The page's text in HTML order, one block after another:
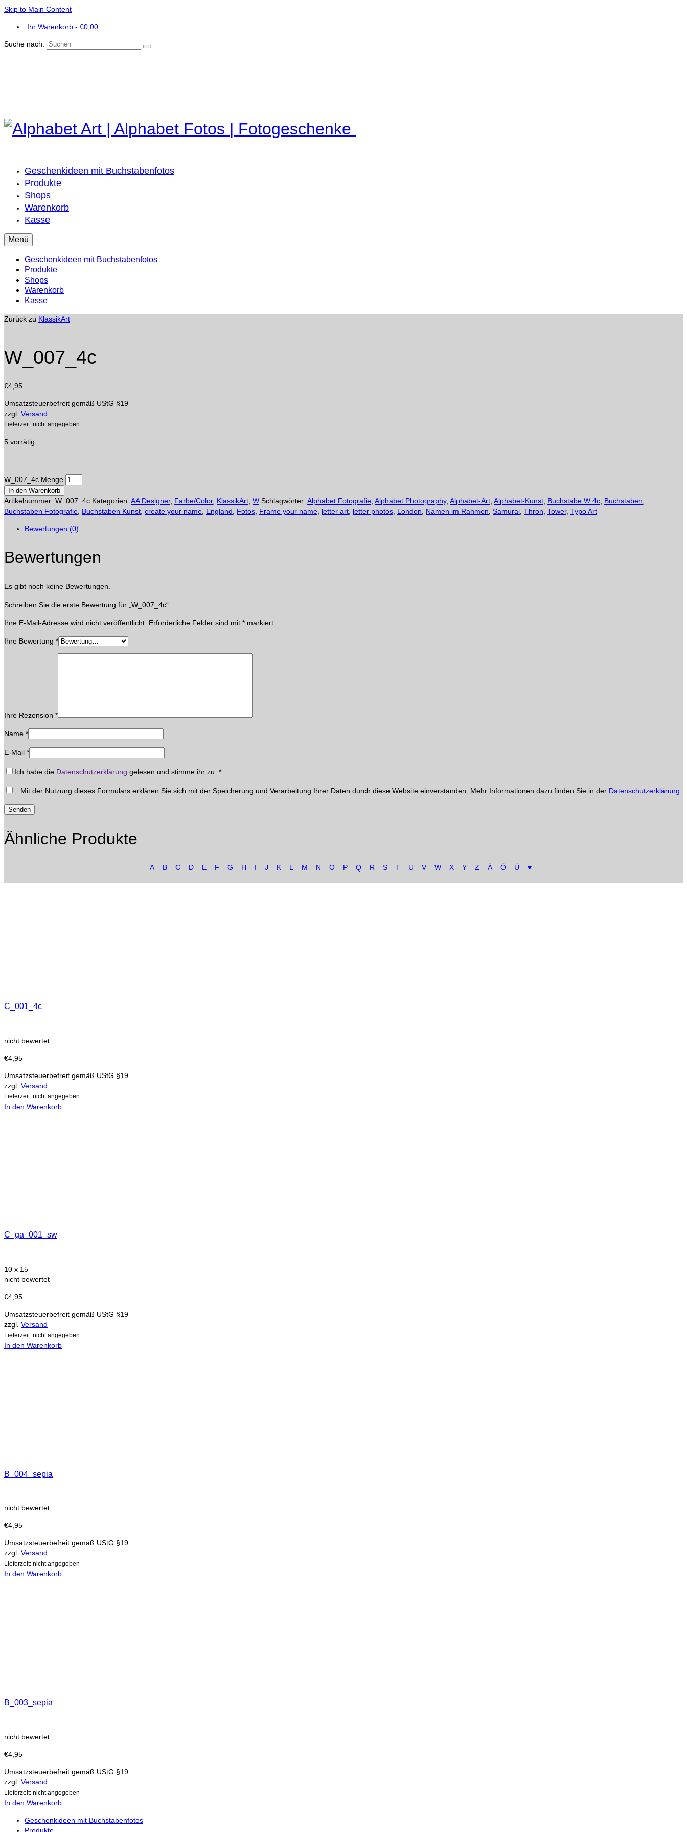
Skip to Main Content
Ihr Warenkorb - €0,00
Suche nach:
Geschenkideen mit Buchstabenfotos
Produkte
Shops
Warenkorb
Kasse
Menü
Geschenkideen mit Buchstabenfotos
Produkte
Shops
Warenkorb
Kasse
Zurück zu KlassikArt
W_007_4c
€4,95
Umsatzsteuerbefreit gemäß UStG §19
zzgl. Versand
Lieferzeit: nicht angegeben
5 vorrätig
W_007_4c Menge
In den Warenkorb
Artikelnummer: W_007_4c Kategorien: AA Designer, Farbe/Color, KlassikArt W Schlagwörter: Alphabet Fotografie Alphabet Photography, Alphabet-Art Alphabet-Kunst Buchstabe W 4c Buchstaben
Buchstaben Fotografie Buchstaben Kunst create your name England Fotos Frame your name letter art letter photos London Namen im Rahmen Samurai Thron Tower, Typo Art
Bewertungen (0)
Bewertungen
Es gibt noch keine Bewertungen.
Schreiben Sie die erste Bewertung für „W_007_4c“
Ihre E-Mail-Adresse wird nicht veröffentlicht. Erforderliche Felder sind mit * markiert
Ihre Bewertung *
Ihre Rezension *
Name *
E-Mail *
Ich habe die Datenschutzerklärung gelesen und stimme ihr zu. *
Mit der Nutzung dieses Formulars erklären Sie sich mit der Speicherung und Verarbeitung Ihrer Daten durch diese Website einverstanden. Mehr Informationen dazu finden Sie in der Datenschutzerklärung
Ähnliche Produkte
A B C D E F G H I J K L M N O P Q R S T U V W X Y Z Ä Ö Ü ♥
C_001_4c
nicht bewertet
€4,95
Umsatzsteuerbefreit gemäß UStG §19
zzgl. Versand
Lieferzeit: nicht angegeben
In den Warenkorb
C_ga_001_sw
10 x 15
nicht bewertet
€4,95
Umsatzsteuerbefreit gemäß UStG §19
zzgl. Versand
Lieferzeit: nicht angegeben
In den Warenkorb
B_004_sepia
nicht bewertet
€4,95
Umsatzsteuerbefreit gemäß UStG §19
zzgl. Versand
Lieferzeit: nicht angegeben
In den Warenkorb
B_003_sepia
nicht bewertet
€4,95
Umsatzsteuerbefreit gemäß UStG §19
zzgl. Versand
Lieferzeit: nicht angegeben
In den Warenkorb
Geschenkideen mit Buchstabenfotos